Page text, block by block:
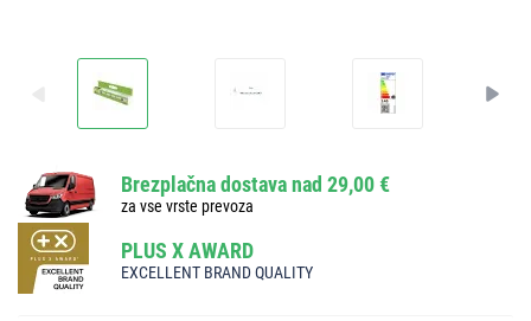
Brezplačna dostava nad 29,00 €
za vse vrste prevoza
PLUS X AWARD
EXCELLENT BRAND QUALITY